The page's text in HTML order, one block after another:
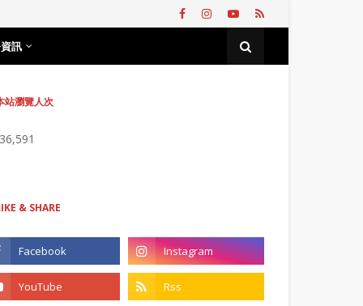
訊
站瀏覽人次
& SHARE